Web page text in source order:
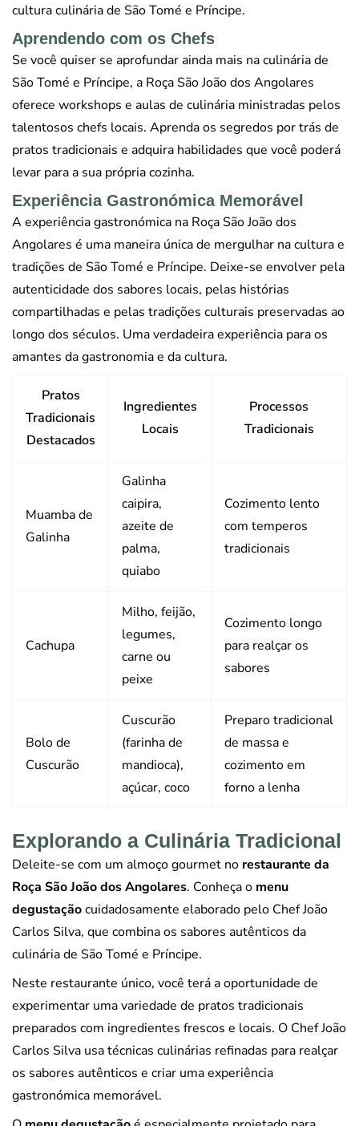
cultura culinária de São Tomé e Príncipe.
Aprendendo com os Chefs
Se você quiser se aprofundar ainda mais na culinária de
São Tomé e Príncipe, a Roça São João dos Angolares
oferece workshops e aulas de culinária ministradas pelos
talentosos chefs locais. Aprenda os segredos por trás de
pratos tradicionais e adquira habilidades que você poderá
levar para a sua própria cozinha.
Experiência Gastronómica Memorável
A experiência gastronómica na Roça São João dos
Angolares é uma maneira única de mergulhar na cultura e
tradições de São Tomé e Príncipe. Deixe-se envolver pela
autenticidade dos sabores locais, pelas histórias
compartilhadas e pelas tradições culturais preservadas ao
longo dos séculos. Uma verdadeira experiência para os
amantes da gastronomia e da cultura.
Pratos
Tradicionais
Destacados
Ingredientes
Locais
Processos
Tradicionais
Muamba de
Galinha
Galinha
caipira,
azeite de
palma,
quiabo
Cozimento lento
com temperos
tradicionais
Cachupa
Milho, feijão,
legumes,
carne ou
peixe
Cozimento longo
para realçar os
sabores
Bolo de
Cuscurão
Cuscurão
(farinha de
mandioca),
açúcar, coco
Preparo tradicional
de massa e
cozimento em
forno a lenha
Explorando a Culinária Tradicional
Deleite-se com um almoço gourmet no restaurante da
Roça São João dos Angolares. Conheça o menu
degustaçãocuidadosamente elaborado pelo Chef João
Carlos Silva, que combina os sabores autênticos da
culinária de São Tomé e Príncipe.
Neste restaurante único, você terá a oportunidade de
experimentar uma variedade de pratos tradicionais
preparados com ingredientes frescos e locais. O Chef João
Carlos Silva usa técnicas culinárias refinadas para realçar
os sabores autênticos e criar uma experiência
gastronómica memorável.